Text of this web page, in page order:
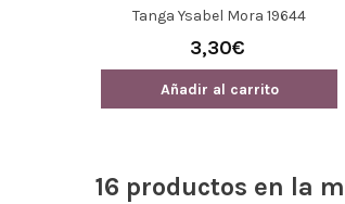
Dim D07S2 Talla
Panty Espuma Fina 17
Tropez 6751
Añadir al carrito
16 productos en la